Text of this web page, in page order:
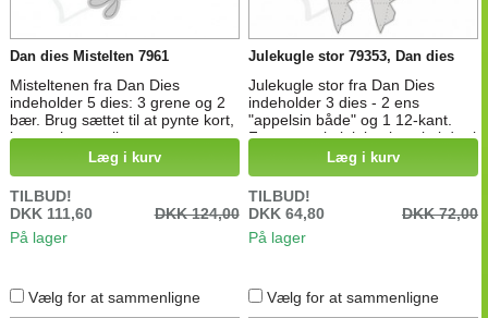
Dan dies Mistelten 7961
Misteltenen fra Dan Dies
indeholder 5 dies: 3 grene og 2
bær. Brug sættet til at pynte kort,
lave ophæng eller som
dekoration på f.eks. julegaver.
Dies måler ca.: Stor gren: 11x7,3
cm 3 bær: 1,7x1,9 cm
Læg i kurv
TILBUD!
DKK 111,60
DKK 124,00
På lager
Julekugle stor 79353, Dan dies
Julekugle stor fra Dan Dies
indeholder 3 dies - 2 ens
"appelsin både" og 1 12-kant.
For at samle julekuglen skal der i
alt bruges 12 "appelsin både", så
de 2 ens dies gør at du hurtigere
kan få skåret ud til dine kugler.
Læg i kurv
TILBUD!
DKK 64,80
DKK 72,00
På lager
Vælg for at sammenligne Vælg for at sammenligne